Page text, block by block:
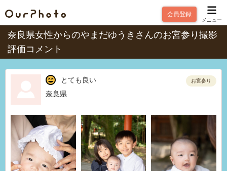
会員登録
メニュー
奈良県女性からのやまだゆうきさんのお宮参り撮影
評価コメント
とても良い
奈良県
お宮参り